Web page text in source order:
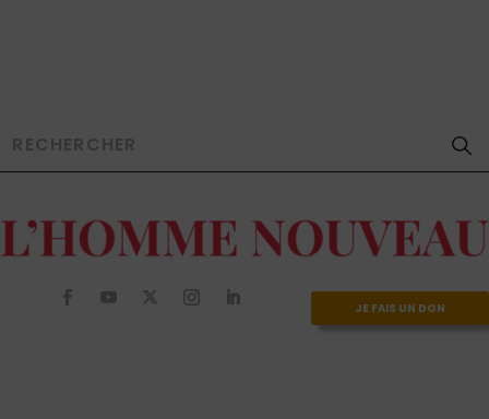
JE FAIS UN DON